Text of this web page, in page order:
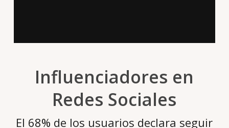
Influenciadores en
Redes Sociales
El 68% de los usuarios declara seguir